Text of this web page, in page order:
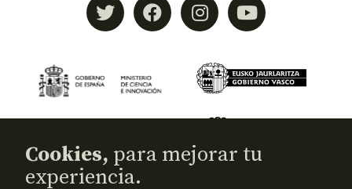
Cookies, para mejorar tu
experiencia.